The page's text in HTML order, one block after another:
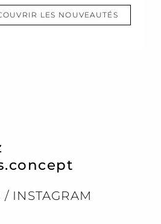
LES NOUVEAUTÉS
/ INSTAGRAM